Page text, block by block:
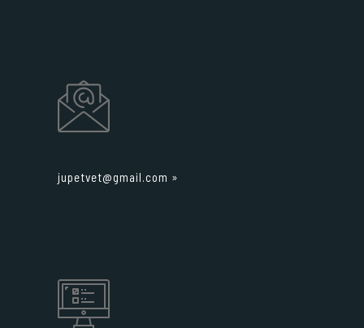
jupetvet@gmail.com »